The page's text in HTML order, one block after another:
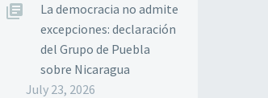
La democracia no admite
excepciones: declaración
del Grupo de Puebla
sobre Nicaragua
July 23, 2026